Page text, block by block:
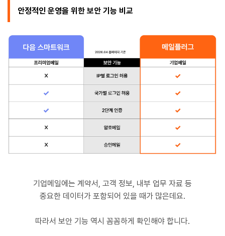
안정적인 운영을 위한 보안 기능 비교
기업메일에는 계약서, 고객 정보, 내부 업무 자료 등
중요한 데이터가 포함되어 있을 때가 많은데요.
따라서 보안 기능 역시 꼼꼼하게 확인해야 합니다.